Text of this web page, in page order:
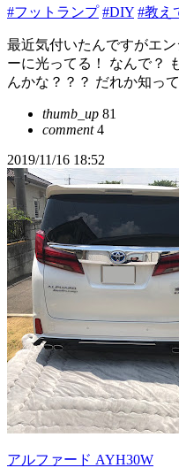
#フットランプ #DIY #教え
最近気付いたんですがエ
ーに光ってる！ なんで？
んかな？？？ だれか知っ
thumb_up 81
comment4
2019/11/16 18:52
アルファード AYH30W